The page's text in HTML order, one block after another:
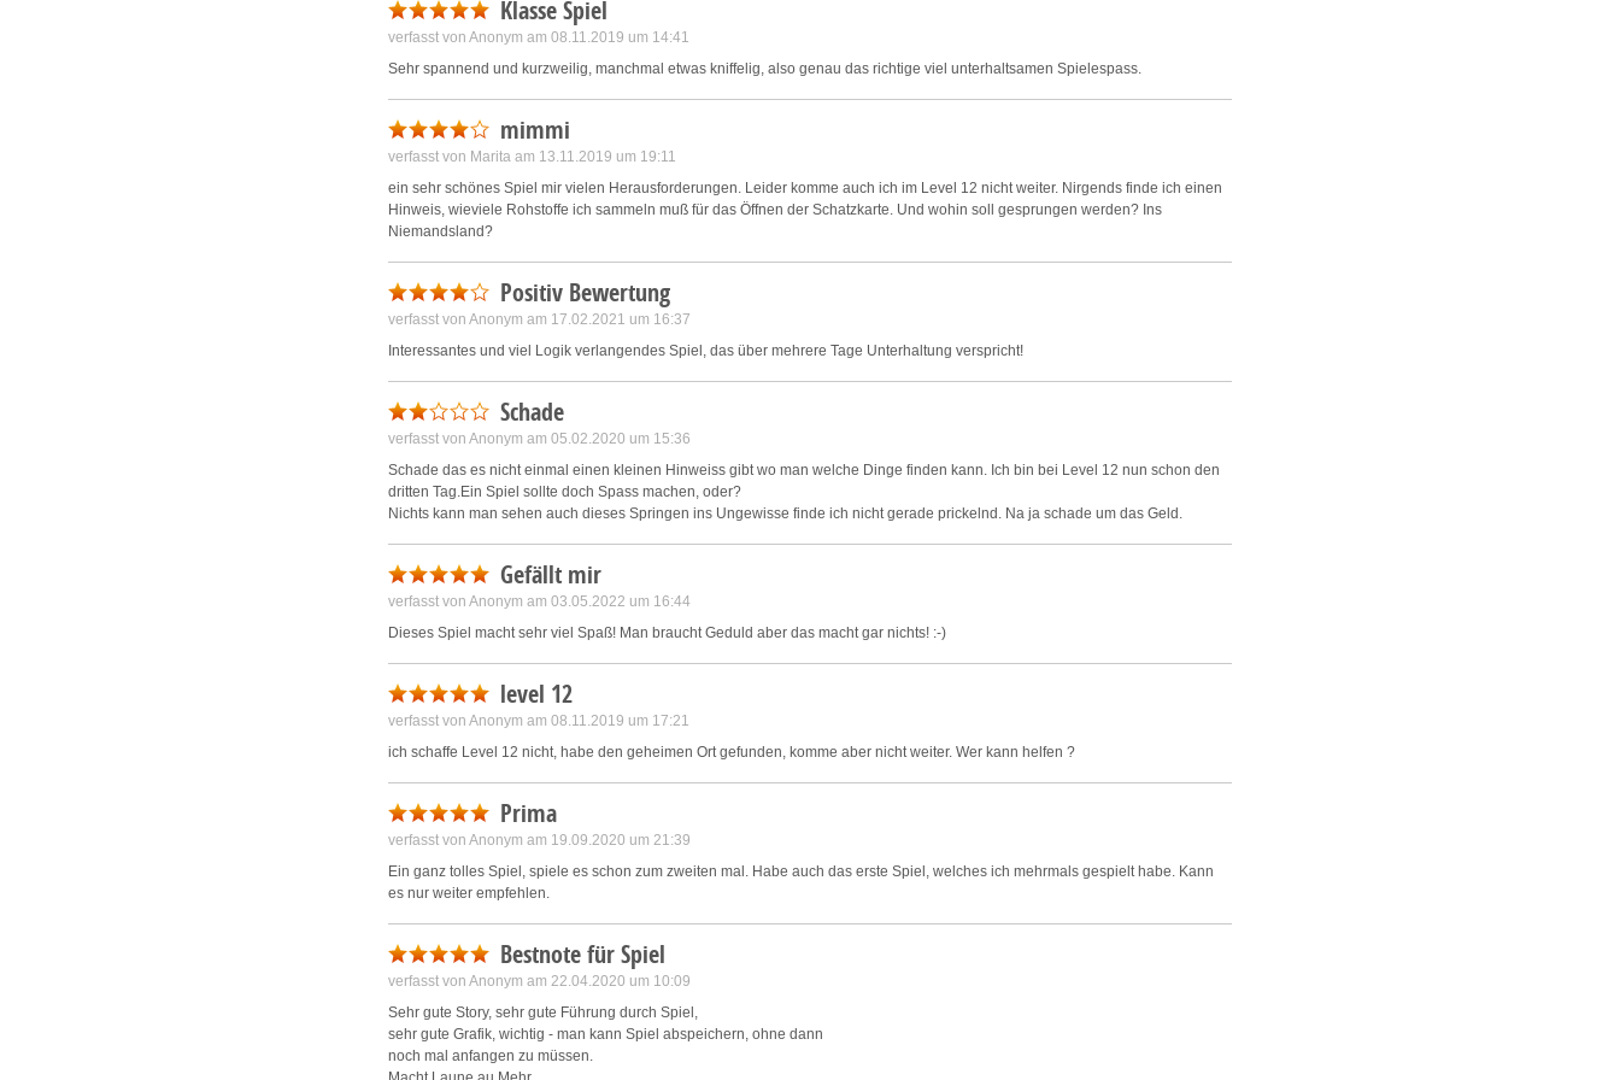
Klasse Spiel
verfasst von Anonym am 08.11.2019 um 14:41
Sehr spannend und kurzweilig, manchmal etwas kniffelig, also genau das richtige viel unterhaltsamen Spielespass.
mimmi
verfasst von Marita am 13.11.2019 um 19:11
ein sehr schönes Spiel mir vielen Herausforderungen. Leider komme auch ich im Level 12 nicht weiter. Nirgends finde ich einen
Hinweis, wieviele Rohstoffe ich sammeln muß für das Öffnen der Schatzkarte. Und wohin soll gesprungen werden? Ins
Niemandsland?
Positiv Bewertung
verfasst von Anonym am 17.02.2021 um 16:37
Interessantes und viel Logik verlangendes Spiel, das über mehrere Tage Unterhaltung verspricht!
Schade
verfasst von Anonym am 05.02.2020 um 15:36
Schade das es nicht einmal einen kleinen Hinweiss gibt wo man welche Dinge finden kann. Ich bin bei Level 12 nun schon den
dritten Tag.Ein Spiel sollte doch Spass machen, oder?
Nichts kann man sehen auch dieses Springen ins Ungewisse finde ich nicht gerade prickelnd. Na ja schade um das Geld.
Gefällt mir
verfasst von Anonym am 03.05.2022 um 16:44
Dieses Spiel macht sehr viel Spaß! Man braucht Geduld aber das macht gar nichts! :-)
level 12
verfasst von Anonym am 08.11.2019 um 17:21
ich schaffe Level 12 nicht, habe den geheimen Ort gefunden, komme aber nicht weiter. Wer kann helfen ?
Prima
verfasst von Anonym am 19.09.2020 um 21:39
Ein ganz tolles Spiel, spiele es schon zum zweiten mal. Habe auch das erste Spiel, welches ich mehrmals gespielt habe. Kann
es nur weiter empfehlen.
Bestnote für Spiel
verfasst von Anonym am 22.04.2020 um 10:09
Sehr gute Story, sehr gute Führung durch Spiel,
sehr gute Grafik, wichtig - man kann Spiel abspeichern, ohne dann
noch mal anfangen zu müssen.